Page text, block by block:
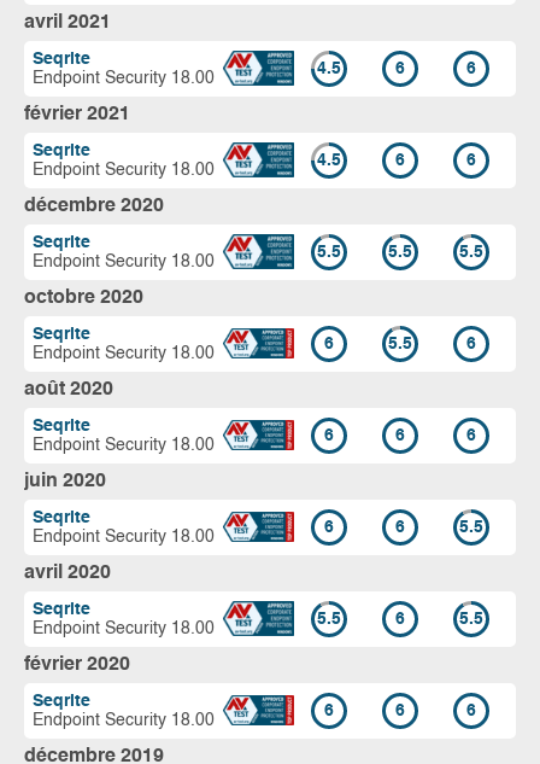
avril 2021
Seqrite
Endpoint Security 18.00
4.5 6 6
février 2021
Seqrite
Endpoint Security 18.00
4.5 6 6
décembre 2020
Seqrite
Endpoint Security 18.00
5.5 5.5 5.5
octobre 2020
Seqrite
Endpoint Security 18.00
6 5.5 6
août 2020
Seqrite
Endpoint Security 18.00
6 6 6
juin 2020
Seqrite
Endpoint Security 18.00
6 6 5.5
avril 2020
Seqrite
Endpoint Security 18.00
5.5 6 5.5
février 2020
Seqrite
Endpoint Security 18.00
6 6 6
décembre 2019